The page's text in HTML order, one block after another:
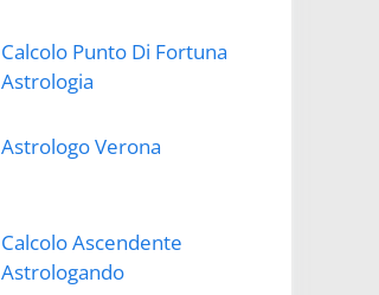
Calcolo Punto Di Fortuna
Astrologia
Astrologo Verona
Calcolo Ascendente
Astrologando